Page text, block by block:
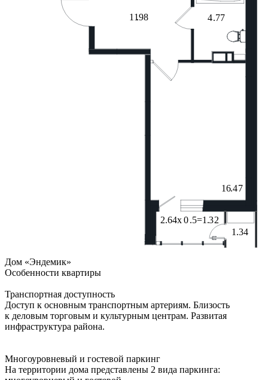
Дом «Эндемик»
Особенности квартиры
Транспортная доступность
Доступ к основным транспортным артериям. Близость
к деловым торговым и культурным центрам. Развитая
инфраструктура района.
Многоуровневый и гостевой паркинг
На территории дома представлены 2 вида паркинга: